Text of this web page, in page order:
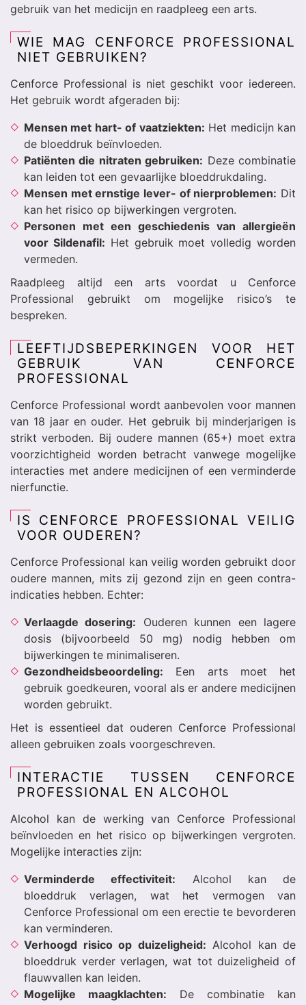
gebruik van het medicijn en raadpleeg een arts.
WIE MAG CENFORCE PROFESSIONAL
NIET GEBRUIKEN?
Cenforce Professional is niet geschikt voor iedereen.
Het gebruik wordt afgeraden bij:
Mensen met hart- of vaatziekten: Het medicijn kan
de bloeddruk beïnvloeden.
Patiënten die nitraten gebruiken: Deze combinatie
kan leiden tot een gevaarlijke bloeddrukdaling.
Mensen met ernstige lever- of nierproblemen: Dit
kan het risico op bijwerkingen vergroten.
Personen met een geschiedenis van allergieën
voor Sildenafil: Het gebruik moet volledig worden
vermeden.
Raadpleeg altijd een arts voordat u Cenforce
Professional gebruikt om mogelijke risico’s te
bespreken.
LEEFTIJDSBEPERKINGEN VOOR HET
GEBRUIK VAN CENFORCE
PROFESSIONAL
Cenforce Professional wordt aanbevolen voor mannen
van 18 jaar en ouder. Het gebruik bij minderjarigen is
strikt verboden. Bij oudere mannen (65+) moet extra
voorzichtigheid worden betracht vanwege mogelijke
interacties met andere medicijnen of een verminderde
nierfunctie.
IS CENFORCE PROFESSIONAL VEILIG
VOOR OUDEREN?
Cenforce Professional kan veilig worden gebruikt door
oudere mannen, mits zij gezond zijn en geen contra-
indicaties hebben. Echter:
Verlaagde dosering: Ouderen kunnen een lagere
dosis (bijvoorbeeld 50 mg) nodig hebben om
bijwerkingen te minimaliseren.
Gezondheidsbeoordeling: Een arts moet het
gebruik goedkeuren, vooral als er andere medicijnen
worden gebruikt.
Het is essentieel dat ouderen Cenforce Professional
alleen gebruiken zoals voorgeschreven.
INTERACTIE TUSSEN CENFORCE
PROFESSIONAL EN ALCOHOL
Alcohol kan de werking van Cenforce Professional
beïnvloeden en het risico op bijwerkingen vergroten.
Mogelijke interacties zijn:
Verminderde effectiviteit: Alcohol kan de
bloeddruk verlagen, wat het vermogen van
Cenforce Professional om een erectie te bevorderen
kan verminderen.
Verhoogd risico op duizeligheid: Alcohol kan de
bloeddruk verder verlagen, wat tot duizeligheid of
flauwvallen kan leiden.
Mogelijke maagklachten: De combinatie kan